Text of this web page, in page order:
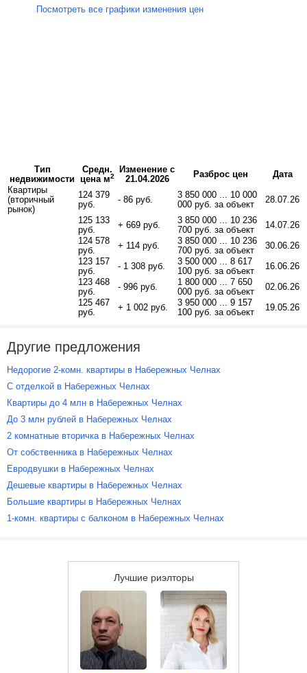
Посмотреть все графики изменения цен
Тип
недвижимости
Средн.
цена м2
Изменение с
21.04.2026
Разброс цен
Дата
Квартиры
(вторичный
рынок)
124 379
руб.
- 86 руб.
3 850 000 ... 10 000
000 руб. за объект
28.07.26
125 133
руб.
+ 669 руб.
3 850 000 ... 10 236
700 руб. за объект
14.07.26
124 578
руб.
+ 114 руб.
3 850 000 ... 10 236
700 руб. за объект
30.06.26
123 157
руб.
- 1 308 руб.
3 500 000 ... 8 617
100 руб. за объект
16.06.26
123 468
руб.
- 996 руб.
1 800 000 ... 7 650
000 руб. за объект
02.06.26
125 467
руб.
+ 1 002 руб.
3 950 000 ... 9 157
100 руб. за объект
19.05.26
Другие предложения
Недорогие 2-комн. квартиры в Набережных Челнах
С отделкой в Набережных Челнах
Квартиры до 4 млн в Набережных Челнах
До 3 млн рублей в Набережных Челнах
2 комнатные вторичка в Набережных Челнах
От собственника в Набережных Челнах
Евродвушки в Набережных Челнах
Дешевые квартиры в Набережных Челнах
Большие квартиры в Набережных Челнах
1-комн. квартиры с балконом в Набережных Челнах
Лучшие риэлторы